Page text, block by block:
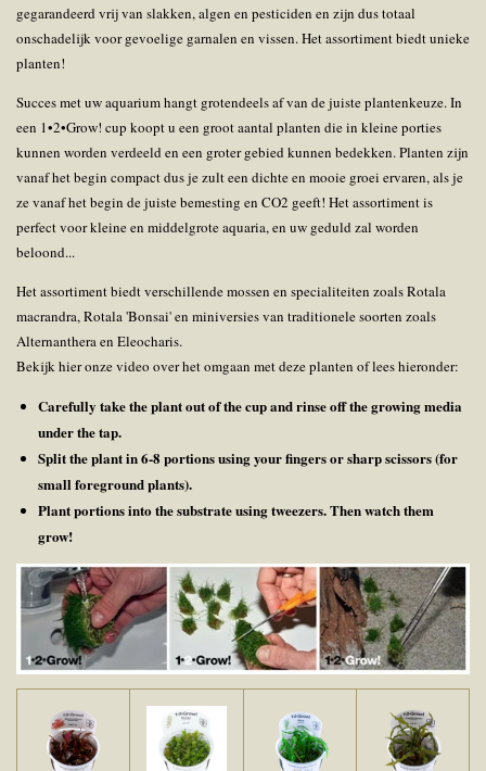
gegarandeerd vrij van slakken, algen en pesticiden en zijn dus totaal
onschadelijk voor gevoelige garnalen en vissen. Het assortiment biedt unieke
planten!
Succes met uw aquarium hangt grotendeels af van de juiste plantenkeuze. In
een 1•2•Grow! cup koopt u een groot aantal planten die in kleine porties
kunnen worden verdeeld en een groter gebied kunnen bedekken. Planten zijn
vanaf het begin compact dus je zult een dichte en mooie groei ervaren, als je
ze vanaf het begin de juiste bemesting en CO2 geeft! Het assortiment is
perfect voor kleine en middelgrote aquaria, en uw geduld zal worden
beloond...
Het assortiment biedt verschillende mossen en specialiteiten zoals Rotala
macrandra, Rotala 'Bonsai' en miniversies van traditionele soorten zoals
Alternanthera en Eleocharis.
Bekijk hier onze video over het omgaan met deze planten of lees hieronder:
Carefully take the plant out of the cup and rinse off the growing media
under the tap.
Split the plant in 6-8 portions using your fingers or sharp scissors (for
small foreground plants).
Plant portions into the substrate using tweezers. Then watch them
grow!